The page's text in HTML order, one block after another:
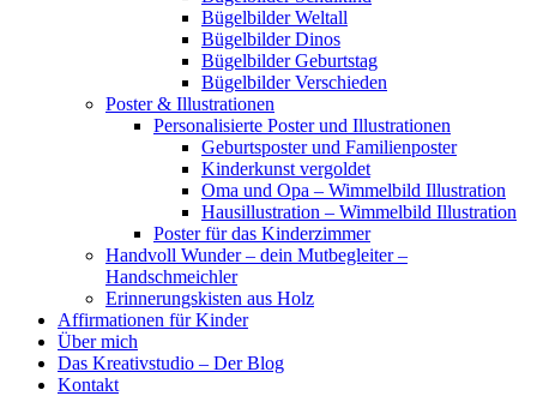
Bügelbilder Weltall
Bügelbilder Dinos
Bügelbilder Geburtstag
Bügelbilder Verschieden
Poster & Illustrationen
Personalisierte Poster und Illustrationen
Geburtsposter und Familienposter
Kinderkunst vergoldet
Oma und Opa – Wimmelbild Illustration
Hausillustration – Wimmelbild Illustration
Poster für das Kinderzimmer
Handvoll Wunder – dein Mutbegleiter –
Handschmeichler
Erinnerungskisten aus Holz
Affirmationen für Kinder
Über mich
Das Kreativstudio – Der Blog
Kontakt